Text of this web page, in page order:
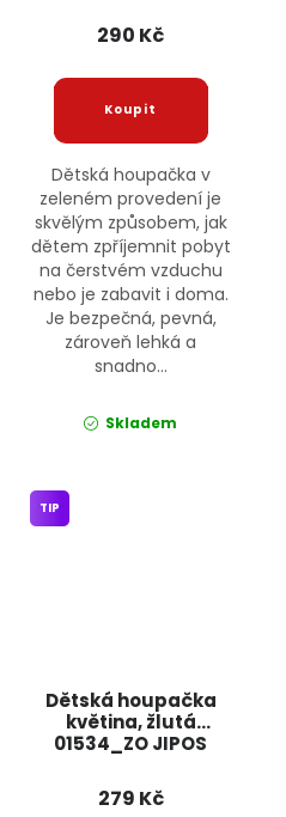
290 Kč
Dětská houpačka v
zeleném provedení je
skvělým způsobem, jak
dětem zpříjemnit pobyt
na čerstvém vzduchu
nebo je zabavit i doma.
Je bezpečná, pevná,
zároveň lehká a
snadno...
Skladem
Dětská houpačka
květina, žlutá
01534_ZO JIPOS
TIP
279 Kč